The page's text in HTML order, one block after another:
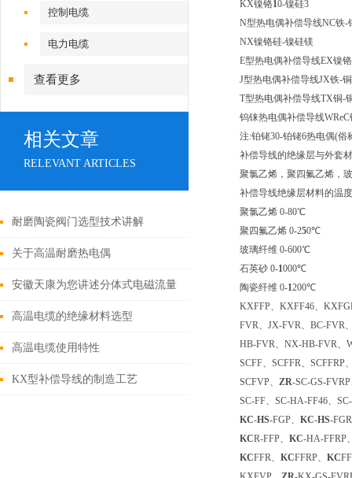
控制电缆
电力电缆
查看更多
相关文章
RELEVANT ARTICLES
耐磨陶瓷阀门选型技术讲解
关于高温耐磨热电偶
安徽天康为您讲述分体式电磁流量
计用途有哪些
高温电缆的绝缘材料选型
高温电缆使用特性
KX型补偿导线的制造工艺
KX镍铬10-镍硅3
N型热电偶补偿导线NC铁-
NX镍铬硅-镍硅镁
E型热电偶补偿导线EX镍铬
J型热电偶补偿导线JX铁-
T型热电偶补偿导线TX铜-
钨铼热电偶补偿导线
注:铂铑30-铂铑6热电偶(
补偿导线的绝缘层与外套
聚氯乙烯，聚四氟乙烯，
补偿导线绝缘层材料的温度
聚氯乙烯 0-80℃
聚四氟乙烯 0-250℃
玻璃纤维 0-600℃
石英砂 0-1000℃
陶瓷纤维 0-1200℃
KXFFP、KXFF46、
FVR、JX-FVR、BC-FVR
HB-FVR、NX-HB-FVR、
SCFF、SCFFR、SCFFRP
SCFVP、 ZR-SC-GS-
SC-FF、SC-HA-FF46、
KC-HS-FGP、 KC-HS-
KCR-FFP、 KC-HA-FFRP
KCFFR、 KCFFRP、 KC